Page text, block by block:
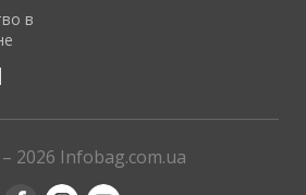
в
2026 Infobag.com.ua